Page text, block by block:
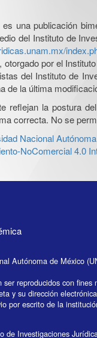
una publicación
del Instituto de
por el
del Instituto de
de la última
reflejan la postura
correcta. No se
Nacional
NoComercial 4.0
Autónoma de México
reproducidos con
y su dirección
por escrito de la
de Investigaciones